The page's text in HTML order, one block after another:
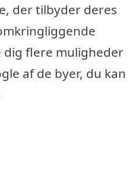
der tilbyder deres
dig flere muligheder
af de byer, du kan